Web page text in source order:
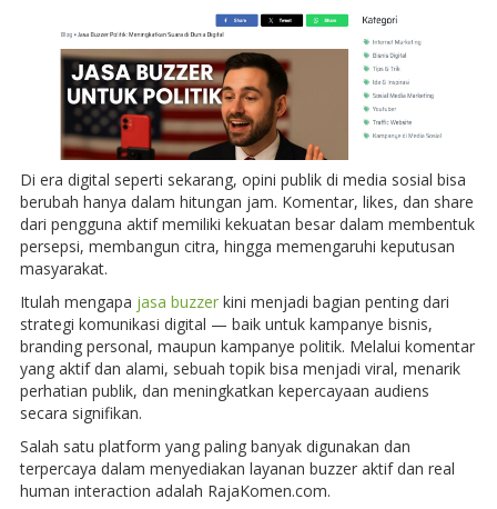
Di era digital seperti sekarang, opini publik di media sosial bisa
berubah hanya dalam hitungan jam. Komentar, likes, dan share
dari pengguna aktif memiliki kekuatan besar dalam membentuk
persepsi, membangun citra, hingga memengaruhi keputusan
masyarakat.
Itulah mengapa jasa buzzerkini menjadi bagian penting dari
strategi komunikasi digital — baik untuk kampanye bisnis,
branding personal, maupun kampanye politik. Melalui komentar
yang aktif dan alami, sebuah topik bisa menjadi viral, menarik
perhatian publik, dan meningkatkan kepercayaan audiens
secara signifikan.
Salah satu platform yang paling banyak digunakan dan
terpercaya dalam menyediakan layanan buzzer aktif dan real
human interaction adalah RajaKomen.com.